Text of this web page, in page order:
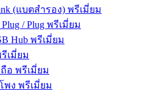
(แบตสำรอง) พรีเมี่ยม
Plug / Plug พรีเมี่ยม
Hub พรีเมี่ยม
เมี่ยม
อ พรีเมี่ยม
พง พรีเมี่ยม